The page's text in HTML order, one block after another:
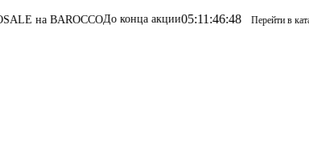
на BAROCCOДо конца акции05:11:46:48 Перейти в каталог